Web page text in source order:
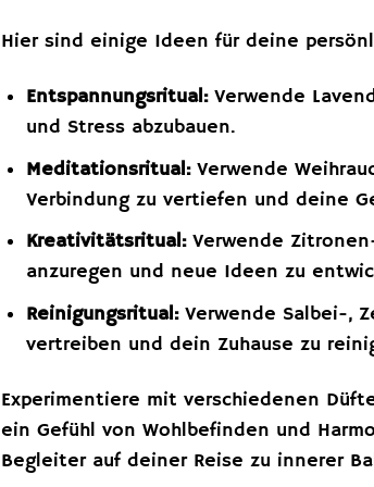
Hier sind einige Ideen für deine
Entspannungsritual:Verwende
und Stress abzubauen.
Meditationsritual:Verwende
Verbindung zu vertiefen und deine
Kreativitätsritual:Verwende
anzuregen und neue Ideen zu
Reinigungsritual:Verwende Salbei-,
vertreiben und dein Zuhause zu
Experimentiere mit verschiedenen
ein Gefühl von Wohlbefinden und
Begleiter auf deiner Reise zu innerer